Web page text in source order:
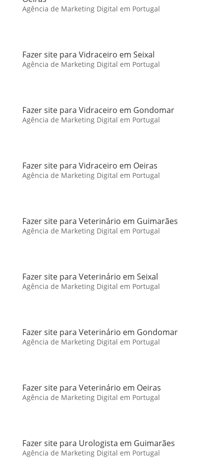
Agência de Marketing Digital em Portugal
Fazer site para Vidraceiro em Seixal
Agência de Marketing Digital em Portugal
Fazer site para Vidraceiro em Gondomar
Agência de Marketing Digital em Portugal
Fazer site para Vidraceiro em Oeiras
Agência de Marketing Digital em Portugal
Fazer site para Veterinário em Guimarães
Agência de Marketing Digital em Portugal
Fazer site para Veterinário em Seixal
Agência de Marketing Digital em Portugal
Fazer site para Veterinário em Gondomar
Agência de Marketing Digital em Portugal
Fazer site para Veterinário em Oeiras
Agência de Marketing Digital em Portugal
Fazer site para Urologista em Guimarães
Agência de Marketing Digital em Portugal